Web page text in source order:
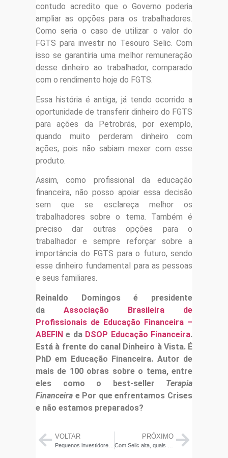
contudo acredito que o Governo poderia
ampliar as opções para os trabalhadores.
Como seria o caso de utilizar o valor do
FGTS para investir no Tesouro Selic. Com
isso se garantiria uma melhor remuneração
desse dinheiro ao trabalhador, comparado
com o rendimento hoje do FGTS.
Essa história é antiga, já tendo ocorrido a
oportunidade de transferir dinheiro do FGTS
para ações da Petrobrás, por exemplo,
quando muito perderam dinheiro com
ações, pois não sabiam mexer com esse
produto.
Assim, como profissional da educação
financeira, não posso apoiar essa decisão
sem que se esclareça melhor os
trabalhadores sobre o tema. Também é
preciso dar outras opções para o
trabalhador e sempre reforçar sobre a
importância do FGTS para o futuro, sendo
esse dinheiro fundamental para as pessoas
e seus familiares.
Reinaldo Domingos é presidente
da Associação Brasileira de
Profissionais de Educação Financeira –
ABEFIN e da DSOP Educação Financeira.
Está à frente do canal Dinheiro à Vista. É
PhD em Educação Financeira. Autor de
mais de 100 obras sobre o tema, entre
eles como o best-seller Terapia
Financeira e Por que enfrentamos Crises
e não estamos preparados?
VOLTAR
Pequenos investidores podem sair da poupança e manter ganhos
PRÓXIMO